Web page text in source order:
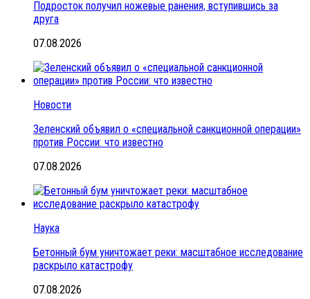
Подросток получил ножевые ранения, вступившись за
друга
07.08.2026
Новости
Зеленский объявил о «специальной санкционной операции»
против России: что известно
07.08.2026
Наука
Бетонный бум уничтожает реки: масштабное исследование
раскрыло катастрофу
07.08.2026